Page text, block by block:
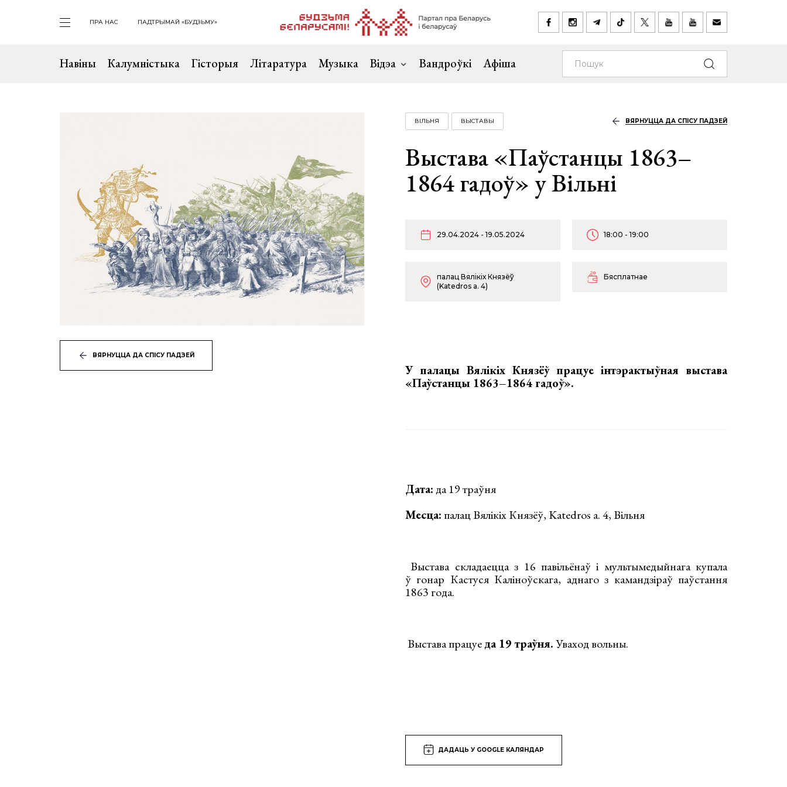
ПРА НАС ПАДТРЫМАЙ «БУДЗЬМУ»
Навіны Калумністыка Гісторыя Літаратура Музыка Відэа Вандроўкі Афіша
ВЯРНУЦЦА ДА СПІСУ ПАДЗЕЙ
ВІЛЬНЯ ВЫСТАВЫ ВЯРНУЦЦА ДА СПІСУ ПАДЗЕЙ
Выстава «Паўстанцы 1863–
1864 гадоў» у Вільні
29.04.2024 - 19.05.2024 18:00 - 19:00
палац Вялікіх Князёў
(Katedros a. 4)
Бясплатнае
У палацы Вялікіх Князёў працуе інтэрактыўная выстава
«Паўстанцы 1863–1864 гадоў».
Дата:да 19 траўня
Месца: палац Вялікіх Князёў, Katedros a. 4, Вільня
Выстава складаецца з 16 павільёнаў і мультымедыйнага купала
ў гонар Кастуся Каліноўскага, аднаго з камандзіраў паўстання
1863 года.
Выстава працуеда 19 траўня.Уваход вольны.
ДАДАЦЬ У GOOGLE КАЛЯНДАР